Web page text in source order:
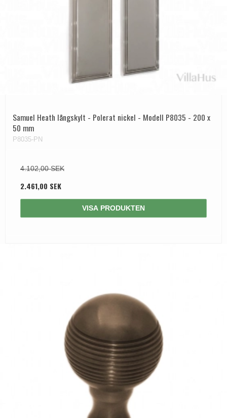
Samuel Heath långskylt - Polerat nickel - Modell P8035 - 200 x
50 mm
P8035-PN
4.102,00 SEK
2.461,00 SEK
VISA PRODUKTEN